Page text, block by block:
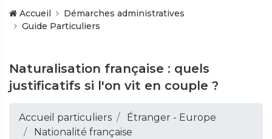
Accueil
Démarches administratives
Guide Particuliers
Naturalisation française : quels
justificatifs si l'on vit en couple ?
Accueil particuliers
Étranger - Europe
Nationalité française